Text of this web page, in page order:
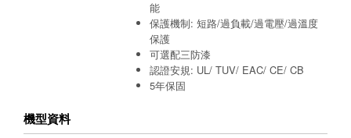
能
保護機制: 短路/過負載/過電壓/過溫度
保護
可選配三防漆
認證安規: UL/ TUV/ EAC/ CE/ CB
5年保固
機型資料